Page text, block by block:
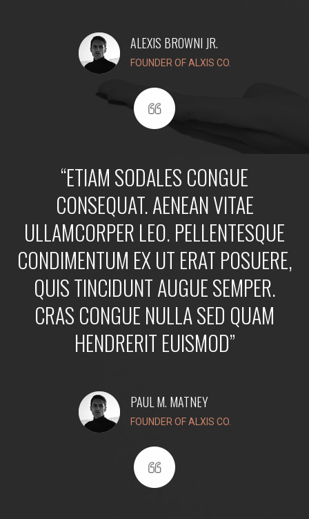
ALEXIS BROWNI JR.
FOUNDER OF ALXIS CO.
“ETIAM SODALES CONGUE
CONSEQUAT. AENEAN VITAE
ULLAMCORPER LEO. PELLENTESQUE
CONDIMENTUM EX UT ERAT POSUERE,
QUIS TINCIDUNT AUGUE SEMPER.
CRAS CONGUE NULLA SED QUAM
HENDRERIT EUISMOD”
PAUL M. MATNEY
FOUNDER OF ALXIS CO.